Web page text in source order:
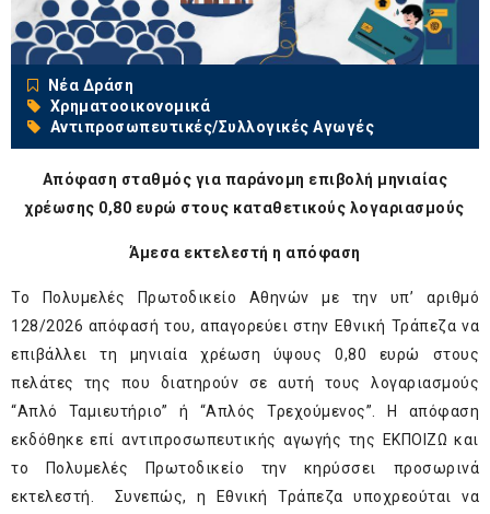
Νέα Δράση
Χρηματοοικονομικά
Αντιπροσωπευτικές/Συλλογικές Αγωγές
Απόφαση σταθμός για παράνομη επιβολή μηνιαίας
χρέωσης 0,80 ευρώ στους καταθετικούς λογαριασμούς
Άμεσα εκτελεστή η απόφαση
Το Πολυμελές Πρωτοδικείο Αθηνών με την υπ’ αριθμό
128/2026 απόφασή του, απαγορεύει στην Εθνική Τράπεζα να
επιβάλλει τη μηνιαία χρέωση ύψους 0,80 ευρώ στους
πελάτες της που διατηρούν σε αυτή τους λογαριασμούς
“Απλό Ταμιευτήριο” ή “Απλός Τρεχούμενος”. Η απόφαση
εκδόθηκε επί αντιπροσωπευτικής αγωγής της ΕΚΠΟΙΖΩ και
το Πολυμελές Πρωτοδικείο την κηρύσσει προσωρινά
εκτελεστή. Συνεπώς, η Εθνική Τράπεζα υποχρεούται να